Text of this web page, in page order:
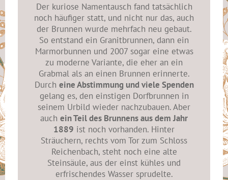
Der kuriose Namentausch fand tatsächlich
noch häufiger statt, und nicht nur das, auch
der Brunnen wurde mehrfach neu gebaut.
So entstand ein Granitbrunnen, dann ein
Marmorbunnen und 2007 sogar eine etwas
zu moderne Variante, die eher an ein
Grabmal als an einen Brunnen erinnerte.
Durch eine Abstimmung und viele Spenden
gelang es, den einstigen Dorfbrunnen in
seinem Urbild wieder nachzubauen. Aber
auch ein Teil des Brunnens aus dem Jahr
1889 ist noch vorhanden. Hinter
Sträuchern, rechts vom Tor zum Schloss
Reichenbach, steht noch eine alte
Steinsäule, aus der einst kühles und
erfrischendes Wasser sprudelte.